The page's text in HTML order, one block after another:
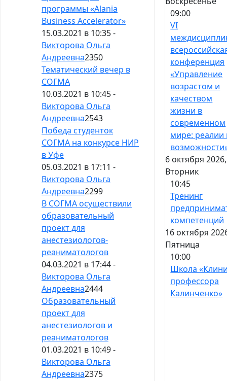
программы «Alania
Business Accelerator»
15.03.2021 в 10:35 -
Викторова Ольга
Андреевна2350
Тематический вечер в
СОГМА
10.03.2021 в 10:45 -
Викторова Ольга
Андреевна2543
Победа студенток
СОГМА на конкурсе НИР
в Уфе
05.03.2021 в 17:11 -
Викторова Ольга
Андреевна2299
В СОГМА осуществили
образовательный
проект для
анестезиологов-
реаниматологов
04.03.2021 в 17:44 -
Викторова Ольга
Андреевна2444
Образовательный
проект для
анестезиологов и
реаниматологов
01.03.2021 в 10:49 -
Викторова Ольга
Андреевна2375
09:00
VI
конференция
«Управление
возрастом и
качеством
жизни в
современном
мире: реалии
6 октября 2026,
Вторник
10:45
Тренинг
компетенций
16 октября
Пятница
10:00
Школа
профессора
Калинченко»